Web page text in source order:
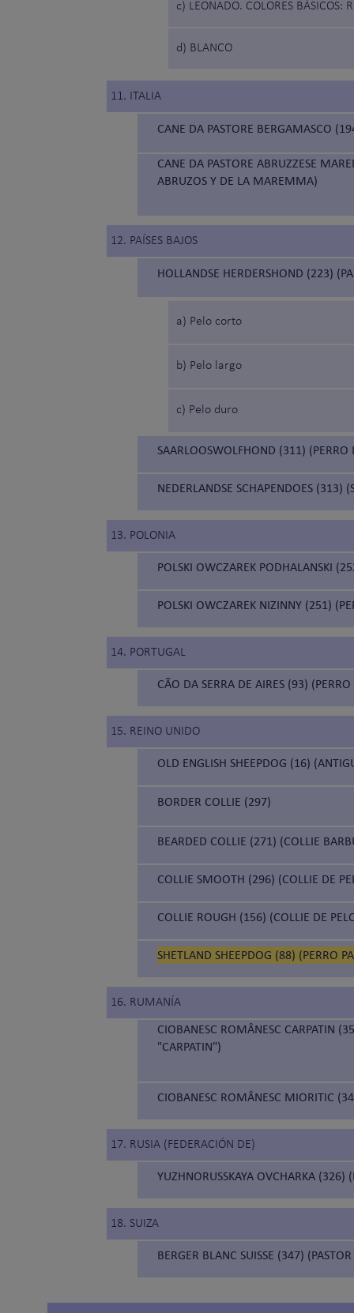
c) LEONADO. COLORES BÁSICOS:
d) BLANCO
11. ITALIA
CANE DA PASTORE BERGAMASCO
CANE DA PASTORE ABRUZZESE
ABRUZOS Y DE LA MAREMMA)
12. PAÍSES BAJOS
HOLLANDSE HERDERSHOND (223)
a) Pelo corto
b) Pelo largo
c) Pelo duro
SAARLOOSWOLFHOND (311) (PERRO
NEDERLANDSE SCHAPENDOES (313)
13. POLONIA
POLSKI OWCZAREK PODHALANSKI
POLSKI OWCZAREK NIZINNY (251)
14. PORTUGAL
CÃO DA SERRA DE AIRES (93)
15. REINO UNIDO
OLD ENGLISH SHEEPDOG (16)
BORDER COLLIE (297)
BEARDED COLLIE (271) (COLLIE
COLLIE SMOOTH (296) (COLLIE DE
COLLIE ROUGH (156) (COLLIE DE
SHETLAND SHEEPDOG (88) (PERRO
16. RUMANÍA
CIOBANESC ROMÂNESC CARPATIN
"CARPATIN")
CIOBANESC ROMÂNESC MIORITIC
17. RUSIA (FEDERACIÓN DE)
YUZHNORUSSKAYA OVCHARKA (326)
18. SUIZA
BERGER BLANC SUISSE (347)